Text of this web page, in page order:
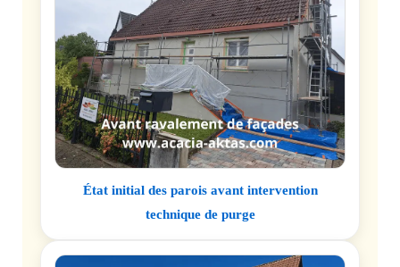
État initial des parois avant intervention
technique de purge